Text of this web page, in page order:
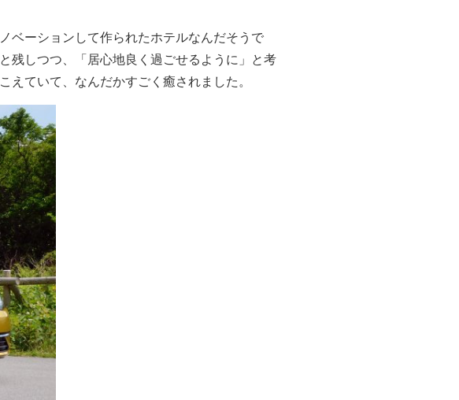
ベーションして作られたホテルなんだそうで
残しつつ、「居心地良く過ごせるように」と考
ていて、なんだかすごく癒されました。